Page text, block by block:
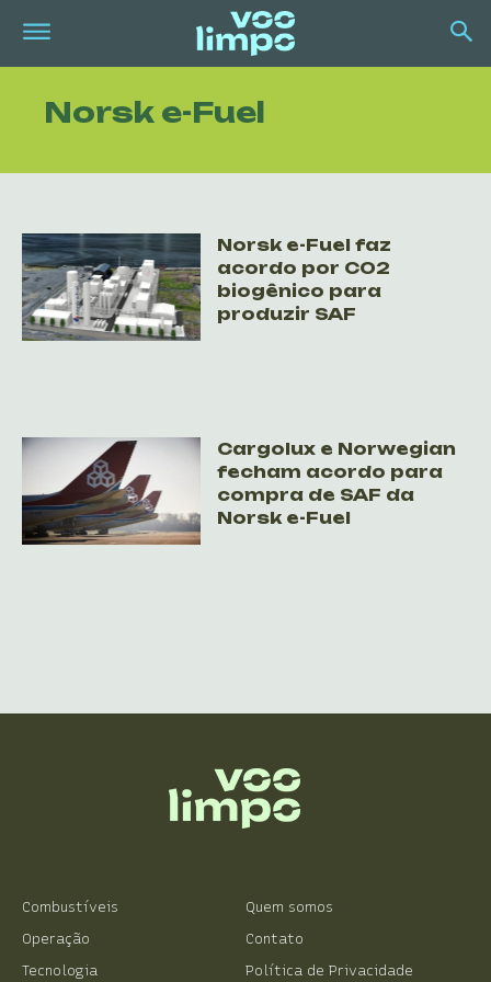
Norsk e-Fuel
Norsk e-Fuel faz
acordo por CO2
biogênico para
produzir SAF
Cargolux e Norwegian
fecham acordo para
compra de SAF da
Norsk e-Fuel
Combustíveis
Operação
Tecnologia
Quem somos
Contato
Política de Privacidade